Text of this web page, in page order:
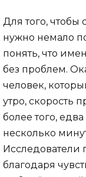
Для того, чтобы
нужно немало
понять, что
без проблем.
человек,
утро, скорость
более того,
несколько
Исследователи
благодаря